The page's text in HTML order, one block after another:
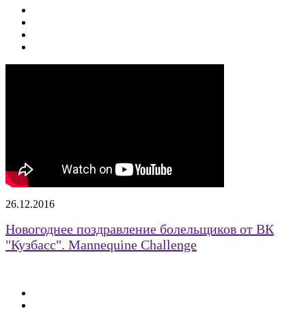
26.12.2016
Новогоднее поздравление болельщиков от ВК
"Кузбасс". Mannequine Challenge